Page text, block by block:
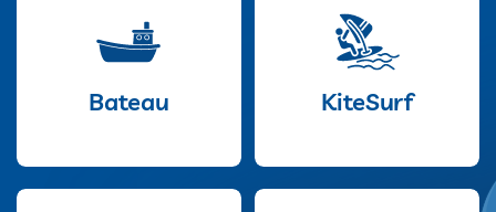
Bateau KiteSurf